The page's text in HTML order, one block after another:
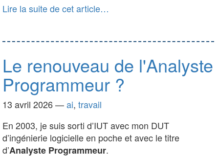
Lire la suite de cet article…
Le renouveau de l'Analyste
Programmeur ?
13 avril 2026—ai, travail
En 2003, je suis sorti d’IUT avec mon DUT
d’ingénierie logicielle en poche et avec le titre
d’Analyste Programmeur.